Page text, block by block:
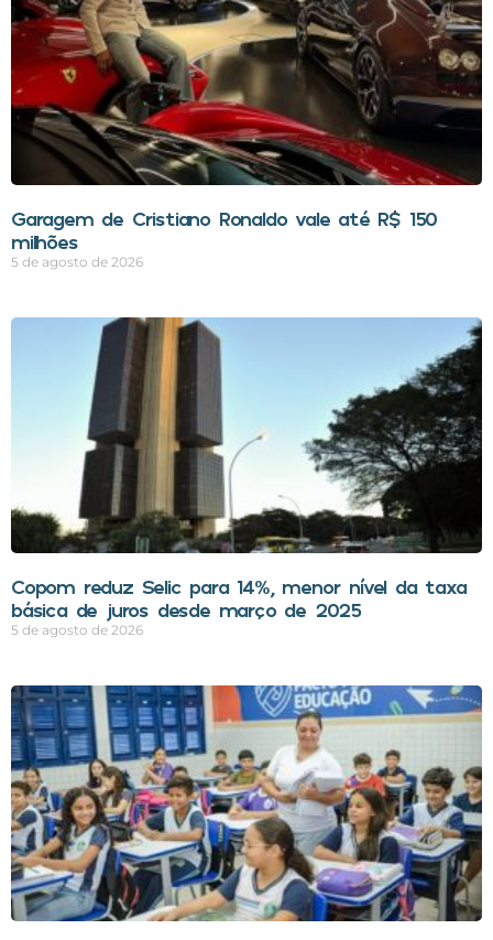
Garagem de Cristiano Ronaldo vale até R$ 150
milhões
5 de agosto de 2026
Copom reduz Selic para 14%, menor nível da taxa
básica de juros desde março de 2025
5 de agosto de 2026